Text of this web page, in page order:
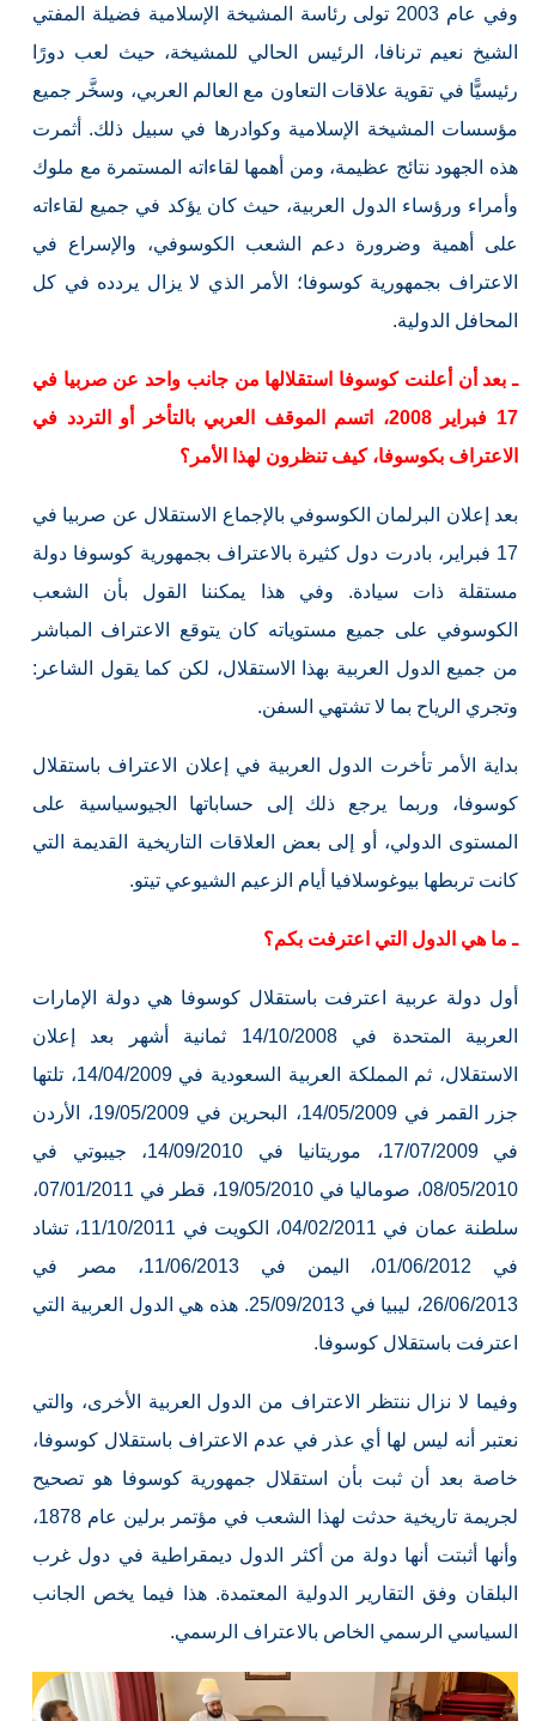
وفي عام 2003 تولى رئاسة المشيخة الإسلامية فضيلة المفتي
الشيخ نعيم ترنافا، الرئيس الحالي للمشيخة، حيث لعب دورًا
رئيسيًّا في تقوية علاقات التعاون مع العالم العربي، وسخَّر جميع
مؤسسات المشيخة الإسلامية وكوادرها في سبيل ذلك. أثمرت
هذه الجهود نتائج عظيمة، ومن أهمها لقاءاته المستمرة مع ملوك
وأمراء ورؤساء الدول العربية، حيث كان يؤكد في جميع لقاءاته
على أهمية وضرورة دعم الشعب الكوسوفي، والإسراع في
الاعتراف بجمهورية كوسوفا؛ الأمر الذي لا يزال يردده في كل
المحافل الدولية.
ـ بعد أن أعلنت كوسوفا استقلالها من جانب واحد عن صربيا في
17 فبراير 2008، اتسم الموقف العربي بالتأخر أو التردد في
الاعتراف بكوسوفا، كيف تنظرون لهذا الأمر؟
بعد إعلان البرلمان الكوسوفي بالإجماع الاستقلال عن صربيا في
17 فبراير، بادرت دول كثيرة بالاعتراف بجمهورية كوسوفا دولة
مستقلة ذات سيادة. وفي هذا يمكننا القول بأن الشعب
الكوسوفي على جميع مستوياته كان يتوقع الاعتراف المباشر
من جميع الدول العربية بهذا الاستقلال، لكن كما يقول الشاعر:
وتجري الرياح بما لا تشتهي السفن.
بداية الأمر تأخرت الدول العربية في إعلان الاعتراف باستقلال
كوسوفا، وربما يرجع ذلك إلى حساباتها الجيوسياسية على
المستوى الدولي، أو إلى بعض العلاقات التاريخية القديمة التي
كانت تربطها بيوغوسلافيا أيام الزعيم الشيوعي تيتو.
ـ ما هي الدول التي اعترفت بكم؟
أول دولة عربية اعترفت باستقلال كوسوفا هي دولة الإمارات
العربية المتحدة في 14/10/2008 ثمانية أشهر بعد إعلان
الاستقلال، ثم المملكة العربية السعودية في 14/04/2009، تلتها
جزر القمر في 14/05/2009، البحرين في 19/05/2009، الأردن
في 17/07/2009، موريتانيا في 14/09/2010، جيبوتي في
08/05/2010، صوماليا في 19/05/2010، قطر في 07/01/2011،
سلطنة عمان في 04/02/2011، الكويت في 11/10/2011، تشاد
في 01/06/2012، اليمن في 11/06/2013، مصر في
26/06/2013، ليبيا في 25/09/2013. هذه هي الدول العربية التي
اعترفت باستقلال كوسوفا.
وفيما لا نزال ننتظر الاعتراف من الدول العربية الأخرى، والتي
نعتبر أنه ليس لها أي عذر في عدم الاعتراف باستقلال كوسوفا،
خاصة بعد أن ثبت بأن استقلال جمهورية كوسوفا هو تصحيح
لجريمة تاريخية حدثت لهذا الشعب في مؤتمر برلين عام 1878،
وأنها أثبتت أنها دولة من أكثر الدول ديمقراطية في دول غرب
البلقان وفق التقارير الدولية المعتمدة. هذا فيما يخص الجانب
السياسي الرسمي الخاص بالاعتراف الرسمي.